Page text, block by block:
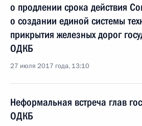
о продлении срока действия
о создании единой системы
прикрытия железных дорог
ОДКБ
27 июля 2017 года, 13:10
Неформальная встреча глав
ОДКБ